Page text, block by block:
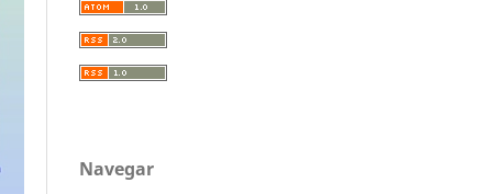
Navegar